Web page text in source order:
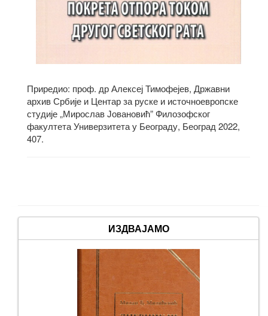
Приредио: проф. др Алексеј Тимофејев, Државни
архив Србије и Центар за руске и источноевропске
студије „Мирослав Јовановић” Филозофског
факултета Универзитета у Београду, Београд 2022,
407.
ИЗДВАЈАМО